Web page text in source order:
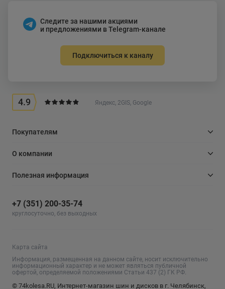
Следите за нашими акциями
и предложениями в Telegram-канале
Подключиться к каналу
4.9 Яндекс, 2GIS, Google
Покупателям
О компании
Полезная информация
+7 (351) 200-35-74
круглосуточно, без выходных
Карта сайта
Информация, размещенная на данном сайте, носит исключительно
информационный характер и не может являться публичной
офертой, определяемой положениями Статьи 437 (2) ГК РФ.
© 74kolesa.RU, Интернет-магазин шин и дисков в г. Челябинск,